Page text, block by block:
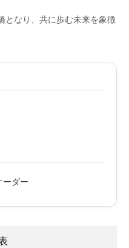
となり、共に歩む未来を象徴
ーダー